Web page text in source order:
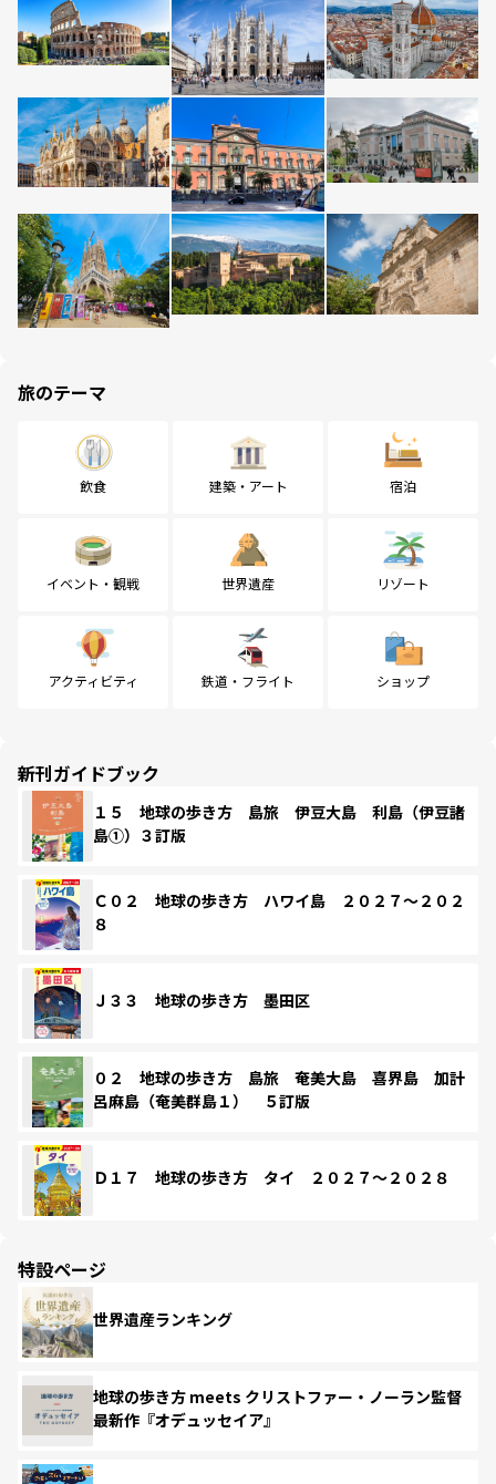
旅のテーマ
飲食 建築・アート 宿泊
イベント・観戦 世界遺産 リゾート
アクティビティ 鉄道・フライト ショップ
新刊ガイドブック
１５ 地球の歩き方 島旅 伊豆大島 利島（伊豆諸
島①）３訂版
Ｃ０２ 地球の歩き方 ハワイ島 ２０２７～２０２
８
Ｊ３３ 地球の歩き方 墨田区
０２ 地球の歩き方 島旅 奄美大島 喜界島 加計
呂麻島（奄美群島１） ５訂版
Ｄ１７ 地球の歩き方 タイ ２０２７～２０２８
特設ページ
世界遺産ランキング
地球の歩き方 meets クリストファー・ノーラン監督
最新作『オデュッセイア』